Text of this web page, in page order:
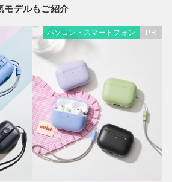
モデルもご紹介
パソコン・スマートフォン PR